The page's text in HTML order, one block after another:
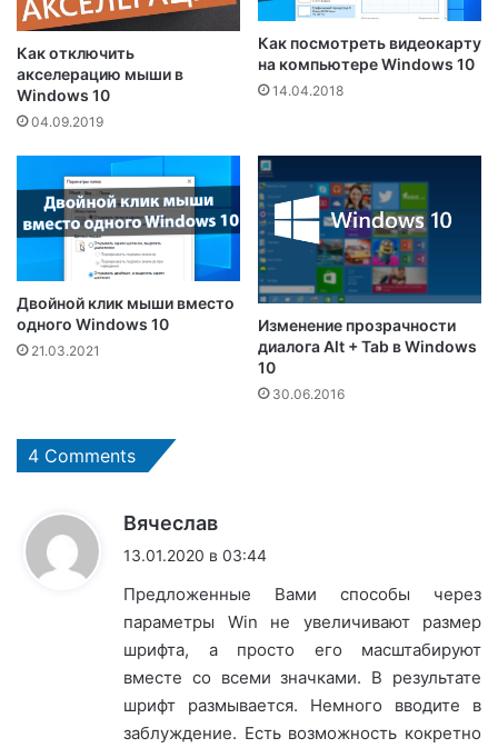
Как отключить
акселерацию мыши в
Windows 10
04.09.2019
Как посмотреть видеокарту
на компьютере Windows 10
14.04.2018
Двойной клик мыши вместо
одного Windows 10
21.03.2021
Изменение прозрачности
диалога Alt + Tab в Windows
10
30.06.2016
4 Comments
Вячеслав
13.01.2020 в 03:44
Предложенные Вами способы через
параметры Win не увеличивают размер
шрифта, а просто его масштабируют
вместе со всеми значками. В результате
шрифт размывается. Немного вводите в
заблуждение. Есть возможность кокретно